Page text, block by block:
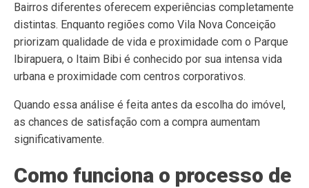
Bairros diferentes oferecem experiências completamente
distintas. Enquanto regiões como Vila Nova Conceição
priorizam qualidade de vida e proximidade com o Parque
Ibirapuera, o Itaim Bibi é conhecido por sua intensa vida
urbana e proximidade com centros corporativos.
Quando essa análise é feita antes da escolha do imóvel,
as chances de satisfação com a compra aumentam
significativamente.
Como funciona o processo de